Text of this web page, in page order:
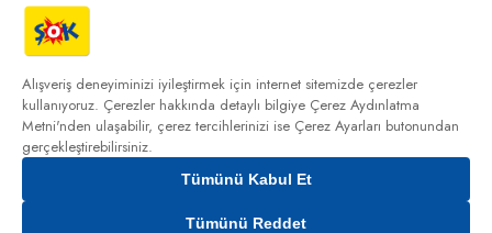
Alışveriş deneyiminizi iyileştirmek için internet sitemizde çerezler
kullanıyoruz. Çerezler hakkında detaylı bilgiye Çerez Aydınlatma
Metni'nden ulaşabilir, çerez tercihlerinizi ise Çerez Ayarları butonundan
gerçekleştirebilirsiniz.
Tümünü Kabul Et
Tümünü Reddet